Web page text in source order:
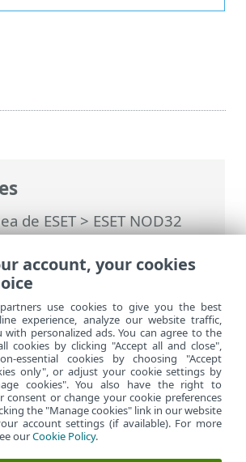
de ESET>ESET NOD32
avanzada>
> Protección del acceso a la
ordenador
de ESET
account, your cookies
use cookies to give you the best
experience, analyze our website traffic,
with personalized ads. You can agree to the
cookies by clicking "Accept all and close",
essential cookies by choosing "Accept
only", or adjust your cookie settings by
cookies". You also have the right to
consent or change your cookie preferences
the "Manage cookies" link in our website
account settings (if available). For more
ourCookie Policy.